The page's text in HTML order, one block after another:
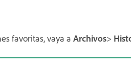
favoritas, vaya a Archivos>